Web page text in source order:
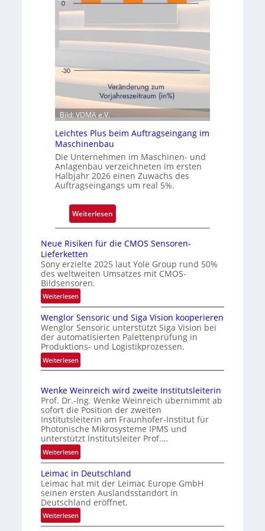
t
n
Q
u
a
r
t
a
l
m
c
s
f
f
n
t
i
e
d
e
r
l
a
s
u
i
n
C
h
a
Bild: VDMA e.V.
Leichtes Plus beim Auftragseingang im
Maschinenbau
Die Unternehmen im Maschinen- und
Anlagenbau verzeichneten im ersten
Halbjahr 2026 einen Zuwachs des
Auftragseingangs um real 5%.
Weiterlesen:
L
e
c
h
P
l
u
e
i
m
A
u
t
r
a
g
e
Neue Risiken für die CMOS Sensoren-
Lieferketten
Sony erzielte 2025 laut Yole Group rund 50%
des weltweiten Umsatzes mit CMOS-
Bildsensoren.
Weiterlesen:
N
e
u
e
R
i
k
e
n
f
ü
r
d
i
e
C
M
O
Wenglor Sensoric und Siga Vision kooperieren
Wenglor Sensoric unterstützt Siga Vision bei
der automatisierten Palettenprüfung in
Produktions- und Logistikprozessen.
Weiterlesen:
W
n
g
l
o
r
S
e
n
s
o
r
i
c
Wenke Weinreich wird zweite Institutsleiterin
Prof. Dr.-Ing. Wenke Weinreich übernimmt ab
sofort die Position der zweiten
Institutsleiterin am Fraunhofer-Institut für
Photonische Mikrosysteme IPMS und
unterstützt Institutsleiter Prof.…
Weiterlesen:
W
e
n
k
e
W
Leimac in Deutschland
Leimac hat mit der Leimac Europe GmbH
seinen ersten Auslandsstandort in
Deutschland eröffnet.
Weiterlesen:
L